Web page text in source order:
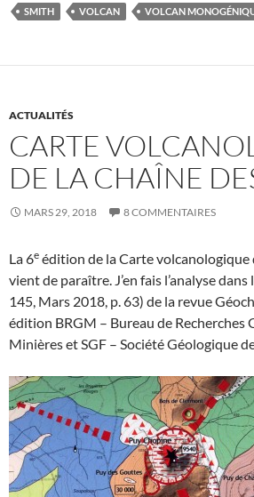
SMITH
VOLCAN VOLCAN
ACTUALITÉS
CARTE
DE LA CHAÎNE
MARS 29, 2018 8 COMMENTAIRES
La 6e édition de la Carte volcanologique
vient de paraître. J’en fais l’analyse
145, Mars 2018, p. 63) de la revue
édition BRGM – Bureau de Recherches
Minières et SGF – Société Géologique